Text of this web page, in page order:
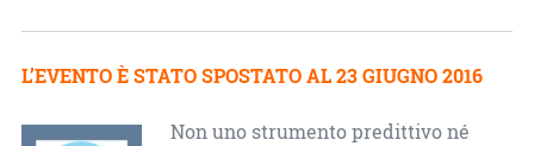
L’EVENTO È STATO SPOSTATO AL 23 GIUGNO 2016
Non uno strumento predittivo né